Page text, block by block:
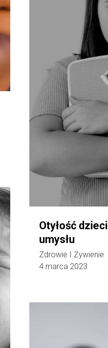
Otyłość
umysłu
Zdrowie I Żywienie
4 marca 2023